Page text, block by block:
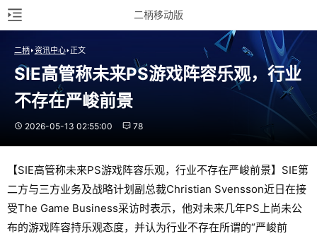
二柄移动版
二柄 资讯中心 正文
SIE高管称未来PS游戏阵容乐观，行业
不存在严峻前景
2026-05-13 02:55:00 78
【SIE高管称未来PS游戏阵容乐观，行业不存在严峻前景】SIE第
二方与三方业务及战略计划副总裁Christian Svensson近日在接
受The Game Business采访时表示，他对未来几年PS上尚未公
布的游戏阵容持乐观态度，并认为行业不存在所谓的“严峻前